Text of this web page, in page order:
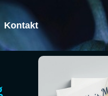
Kontakt